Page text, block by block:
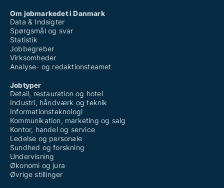
Om jobmarkedet i Danmark
Data & Indsigter
Spørgsmål og svar
Statistik
Jobbegreber
Virksomheder
Analyse- og redaktionsteamet
Jobtyper
Detail, restauration og hotel
Industri, håndværk og teknik
Informationsteknologi
Kommunikation, marketing og salg
Kontor, handel og service
Ledelse og personale
Sundhed og forskning
Undervisning
Økonomi og jura
Øvrige stillinger